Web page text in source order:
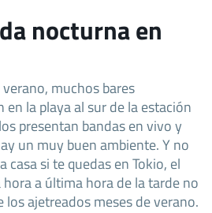
nocturna en
muchos bares
la playa al sur de la estación
presentan bandas en vivo y
un muy buen ambiente. Y no
casa si te quedas en Tokio, el
a última hora de la tarde no
ajetreados meses de verano.